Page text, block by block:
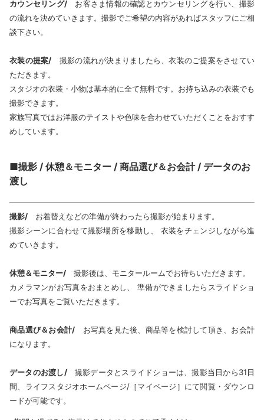
カウンセリング/ お客さま情報の確認とカウンセリングを行い、撮影
の流れを決めていきます。撮影でご希望の内容があればスタッフにご相
談下さい。
衣装の提案/ 撮影の流れが決まりましたら、衣装のご提案をさせてい
ただきます。
スタジオの衣装・小物は基本的に全て無料です。お持ち込みの衣装でも
撮影できます。
家族写真ではお洋服のテイストや色味を合わせていただくことをおすす
めしています。
■撮影 / 休憩＆モニター / 商品選び＆お会計 / データのお
渡し
撮影/ お着替えなどの準備が終わったら撮影が始まります。
撮影シーンに合わせて撮影場所を移動し、 衣装をチェンジしながら進
めていきます。
休憩＆モニター/ 撮影後は、モニタールームでお待ちいただきます。
カメラマンがお写真をおまとめし、 準備ができましたらスライドショ
ーでお写真をご覧いただきます。
商品選び＆お会計/ お写真を見た後、商品等を検討して頂き、お会計
になります。
データのお渡し/撮影データとスライドショーは、撮影当日から31日
間、ライフスタジオホームページ/［マイページ］にて閲覧・ダウンロ
ードが可能です。